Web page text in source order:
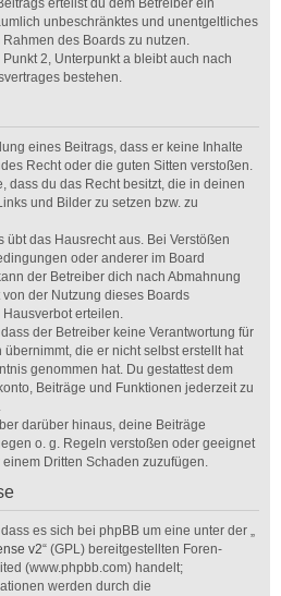
unbeschränktes und unentgeltliches
des Boards zu nutzen.
2, Unterpunkt a bleibt auch nach
bestehen.
eines Beitrags, dass er keine Inhalte
Recht oder die guten Sitten verstoßen.
dass du das Recht besitzt, die in deinen
und Bilder zu setzen bzw. zu
übt das Hausrecht aus. Bei Verstößen
oder anderer im Board
der Betreiber dich nach Abmahnung
der Nutzung dieses Boards
erteilen.
der Betreiber keine Verantwortung für
die er nicht selbst erstellt hat
genommen hat. Du gestattest dem
Beiträge und Funktionen jederzeit zu
darüber hinaus, deine Beiträge
o. g. Regeln verstoßen oder geeignet
Dritten Schaden zuzufügen.
es sich bei phpBB um eine unter der „
v2“ (GPL) bereitgestellten Foren-
(www.phpbb.com) handelt;
werden durch die